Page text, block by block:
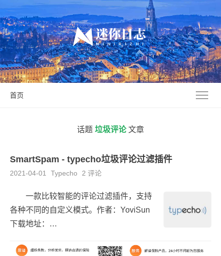
首页
话题 垃圾评论文章
SmartSpam - typecho垃圾评论过滤插件
2021-04-01 Typecho 2 评论
一款比较智能的评论过滤插件，支持
各种不同的自定义模式。作者：YoviSun
下载地址：
plugin-smartspam...